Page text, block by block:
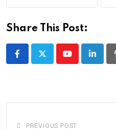
Share This Post:
Youtube
PREVIOUS POST